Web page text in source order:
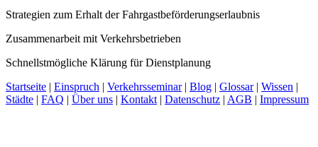
Strategien zum Erhalt der Fahrgastbeförderungserlaubnis
Zusammenarbeit mit Verkehrsbetrieben
Schnellstmögliche Klärung für Dienstplanung
Startseite | Einspruch | Verkehrsseminar| Blog | Glossar| Wissen |
Städte | FAQ | Über uns | Kontakt | Datenschutz | AGB | Impressum